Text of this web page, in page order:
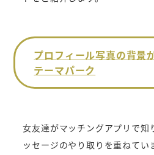
プロフィール写真の背景
テーマパーク
女友達がマッチングアプリで知
ッセージのやり取りを重ねてい